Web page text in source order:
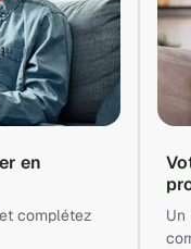
en
complétez
Un